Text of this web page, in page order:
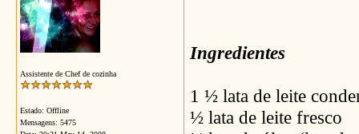
Assistente de Chef de cozinha
Estado: Offline
Mensagens: 5475
Ingredientes
1 ½ lata de leite
½ lata de leite fresco